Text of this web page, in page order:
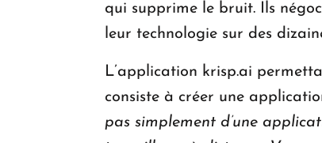
qui supprime le bruit. Ils
leur technologie sur des
L’application krisp.ai
consiste à créer une
pas simplement d’une